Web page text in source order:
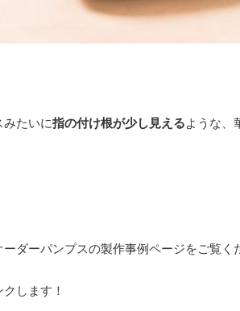
たいに指の付け根が少し見えるような、
ダーパンプスの製作事例ページをご覧く
します！